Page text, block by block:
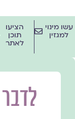
עשו מינוי
למגזין
הציעו
תוכן
לאתר